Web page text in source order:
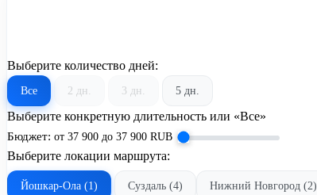
Выберите количество дней:
Все 2 дн. 3 дн. 5 дн.
Выберите конкретную длительность или «Все»
Бюджет: от 37 900 до 37 900 RUB
Выберите локации маршрута:
Йошкар-Ола (1) Суздаль (4) Нижний Новгород (2)